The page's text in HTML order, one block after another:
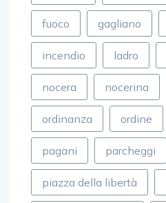
fuoco gagliano
incendio ladro
nocera nocerina
ordinanza ordine
pagani parcheggi
piazza della libertà